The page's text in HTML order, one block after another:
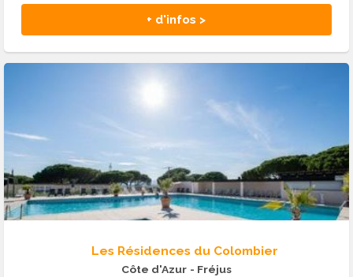
+ d'infos >
Les Résidences du Colombier
Côte d'Azur - Fréjus